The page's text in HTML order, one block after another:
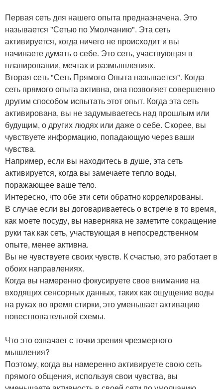
Первая сеть для нашего опыта предназначена. Это
называется "Сетью по Умолчанию". Эта сеть
активируется, когда ничего не происходит и вы
начинаете думать о себе. Это сеть, участвующая в
планировании, мечтах и размышлениях.
Вторая сеть "Сеть Прямого Опыта называется". Когда
сеть прямого опыта активна, она позволяет совершенно
другим способом испытать этот опыт. Когда эта сеть
активирована, вы не задумываетесь над прошлым или
будущим, о других людях или даже о себе. Скорее, вы
чувствуете информацию, попадающую через ваши
чувства.
Например, если вы находитесь в душе, эта сеть
активируется, когда вы замечаете тепло воды,
поражающее ваше тело.
Интересно, что обе эти сети обратно коррелированы.
В случае если вы договариваетесь о встрече в то время,
как моете посуду, вы наверняка не заметите сокращение
руки так как сеть, участвующая в непосредственном
опыте, менее активна.
Вы не чувствуете своих чувств. К счастью, это работает в
обоих направлениях.
Когда вы намеренно фокусируете свое внимание на
входящих сенсорных данных, таких как ощущение воды
на руках во время стирки, это уменьшает активацию
повествовательной схемы.
Что это означает с точки зрения чрезмерного
мышления?
Поэтому, когда вы намеренно активируете свою сеть
прямого общения, используя свои чувства, вы